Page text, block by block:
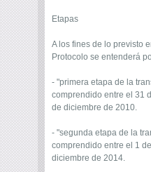
Etapas
A los fines de lo previsto
Protocolo se entenderá
- "primera etapa de la
comprendido entre el 31
de diciembre de 2010.
- "segunda etapa de la
comprendido entre el 1
diciembre de 2014.